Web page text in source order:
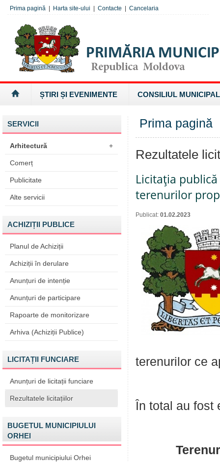
Prima pagină Harta site-ului Contacte Cancelaria
ȘTIRI ȘI EVENIMENTE CONSILIUL MUNICIPAL
SERVICII
Arhitectură +
Comerț
Publicitate
Alte servicii
ACHIZIȚII PUBLICE
Planul de Achiziții
Achiziții în derulare
Anunțuri de intenție
Anunțuri de participare
Rapoarte de monitorizare
Arhiva (Achiziții Publice)
LICITAȚII FUNCIARE
Anunțuri de licitații funciare
Rezultatele licitațiilor
BUGETUL MUNICIPIULUI
ORHEI
Bugetul municipiului Orhei
Prima pagină
Rezultatele
Licitaţia
terenurilor
Publicat: 01.02.2023
terenurilor ce
În total au